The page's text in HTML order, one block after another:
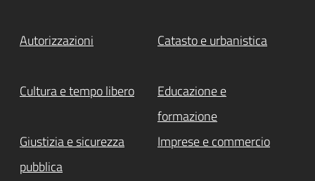
Autorizzazioni Catasto e urbanistica
Cultura e tempo libero
Educazione e
formazione
Giustizia e sicurezza
pubblica
Imprese e commercio